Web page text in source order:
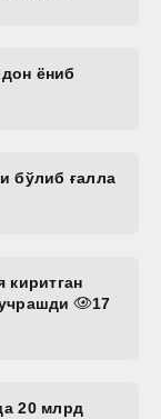
ёниб
бўлиб ғалла
киритган
17
20 млрд